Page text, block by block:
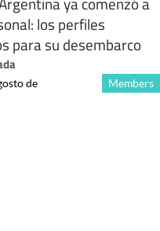
los perfiles
para su desembarco
Members
de